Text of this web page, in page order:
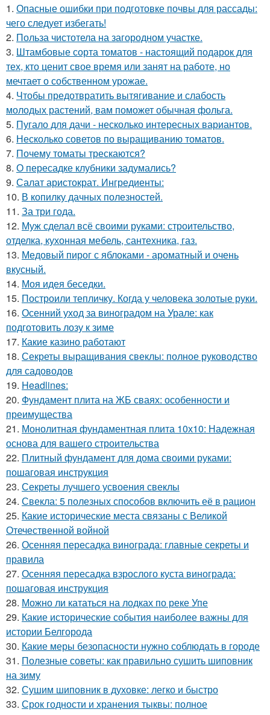
1. Опасные ошибки при подготовке почвы для рассады:
чего следует избегать!
2. Польза чистотела на загородном участке.
3. Штамбовые сорта томатов - настоящий подарок для
тех, кто ценит свое время или занят на работе, но
мечтает о собственном урожае.
4. Чтобы предотвратить вытягивание и слабость
молодых растений, вам поможет обычная фольга.
5. Пугало для дачи - несколько интересных вариантов.
6. Несколько советов по выращиванию томатов.
7. Почему томаты трескаются?
8. О пересадке клубники задумались?
9. Салат аристократ. Ингредиенты:
10. В копилку дачных полезностей.
11. За три года.
12. Муж сделал всё своими руками: строительство,
отделка, кухонная мебель, сантехника, газ.
13. Медовый пирог с яблоками - ароматный и очень
вкусный.
14. Моя идея беседки.
15. Построили тепличку. Когда у человека золотые руки.
16. Осенний уход за виноградом на Урале: как
подготовить лозу к зиме
17. Какие казино работают
18. Секреты выращивания свеклы: полное руководство
для садоводов
19. Headlines:
20. Фундамент плита на ЖБ сваях: особенности и
преимущества
21. Монолитная фундаментная плита 10х10: Надежная
основа для вашего строительства
22. Плитный фундамент для дома своими руками:
пошаговая инструкция
23. Секреты лучшего усвоения свеклы
24. Свекла: 5 полезных способов включить её в рацион
25. Какие исторические места связаны с Великой
Отечественной войной
26. Осенняя пересадка винограда: главные секреты и
правила
27. Осенняя пересадка взрослого куста винограда:
пошаговая инструкция
28. Можно ли кататься на лодках по реке Упе
29. Какие исторические события наиболее важны для
истории Белгорода
30. Какие меры безопасности нужно соблюдать в городе
31. Полезные советы: как правильно сушить шиповник
на зиму
32. Сушим шиповник в духовке: легко и быстро
33. Срок годности и хранения тыквы: полное